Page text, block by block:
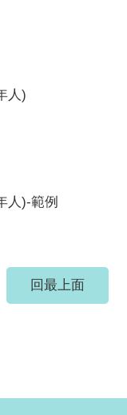
人)
人)-範例
回最上面